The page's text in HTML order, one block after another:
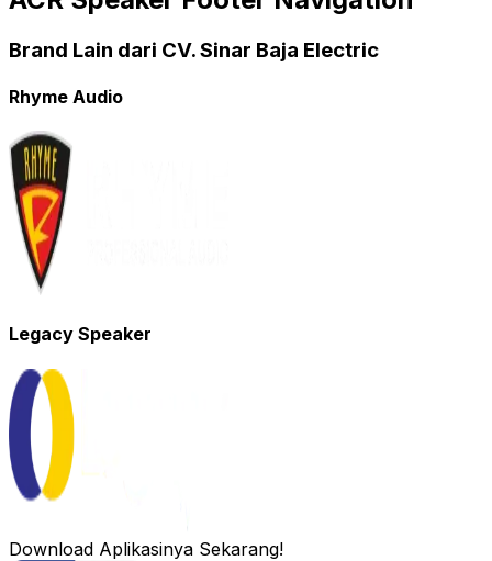
Brand Lain dari CV. Sinar Baja Electric
Rhyme Audio
Legacy Speaker
Download Aplikasinya Sekarang!